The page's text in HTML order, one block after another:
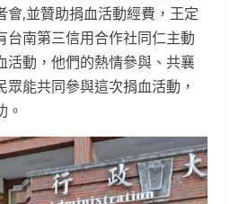
會,並贊助捐血活動經費，王定
台南第三信用合作社同仁主動
活動，他們的熱情參與、共襄
能共同參與這次捐血活動，
。